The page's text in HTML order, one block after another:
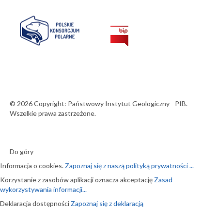
© 2026 Copyright: Państwowy Instytut Geologiczny - PIB.
Wszelkie prawa zastrzeżone.
Do góry
Informacja o cookies. Zapoznaj się z naszą polityką prywatności ...
Korzystanie z zasobów aplikacji oznacza akceptację Zasad
wykorzystywania informacji...
Deklaracja dostępności Zapoznaj się z deklaracją